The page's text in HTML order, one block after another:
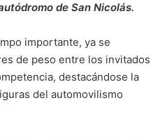
de San Nicolás.
importante, ya se
de peso entre los invitados
destacándose la
del automovilismo